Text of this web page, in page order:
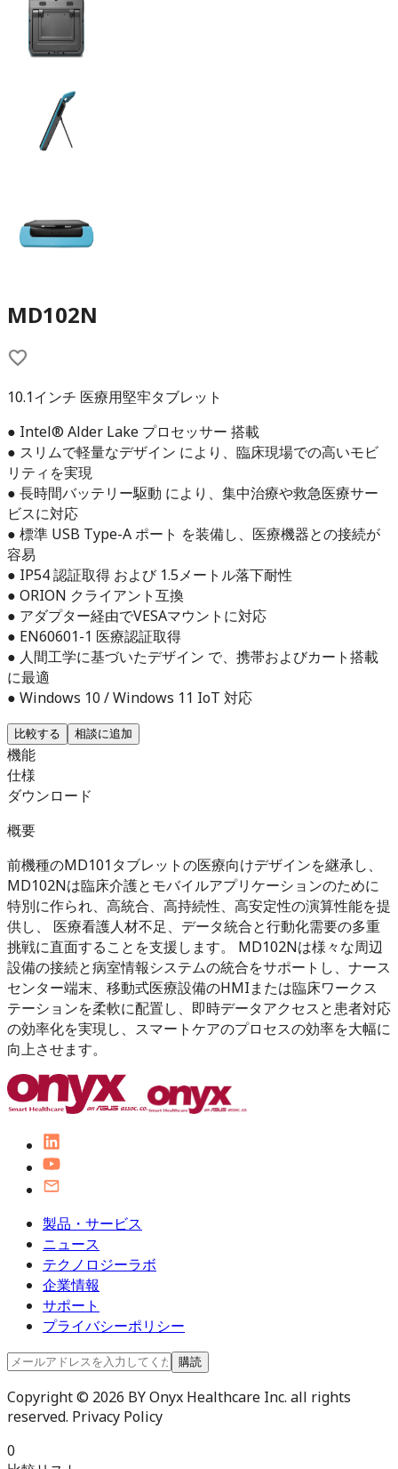
MD102N
10.1インチ 医療用堅牢タブレット
● Intel® Alder Lake プロセッサー 搭載
● スリムで軽量なデザイン により、臨床現場での高いモビ
リティを実現
● 長時間バッテリー駆動 により、集中治療や救急医療サー
ビスに対応
● 標準 USB Type-A ポート を装備し、医療機器との接続が
容易
● IP54 認証取得 および 1.5メートル落下耐性
● ORION クライアント互換
● アダプター経由でVESAマウントに対応
● EN60601-1 医療認証取得
● 人間工学に基づいたデザイン で、携帯およびカート搭載
に最適
● Windows 10 / Windows 11 IoT 対応
比較する 相談に追加
機能
仕様
ダウンロード
概要
前機種のMD101タブレットの医療向けデザインを継承し、
MD102Nは臨床介護とモバイルアプリケーションのために
特別に作られ、高統合、高持続性、高安定性の演算性能を提
供し、 医療看護人材不足、データ統合と行動化需要の多重
挑戦に直面することを支援します。 MD102Nは様々な周辺
設備の接続と病室情報システムの統合をサポートし、ナース
センター端末、移動式医療設備のHMIまたは臨床ワークス
テーションを柔軟に配置し、即時データアクセスと患者対応
の効率化を実現し、スマートケアのプロセスの効率を大幅に
向上させます。
製品・サービス
ニュース
テクノロジーラボ
企業情報
サポート
プライバシーポリシー
購読
Copyright © 2026 BY Onyx Healthcare Inc. all rights
reserved. Privacy Policy
0